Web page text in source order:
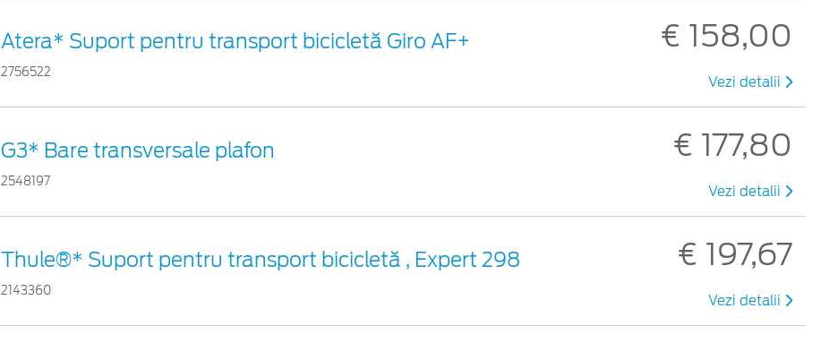
Atera* Suport pentru transport bicicletă Giro AF+
2756522
€ 158,00
Vezi detalii
G3* Bare transversale plafon
2548197
€ 177,80
Vezi detalii
Thule®* Suport pentru transport bicicletă , Expert 298
2143360
€ 197,67
Vezi detalii